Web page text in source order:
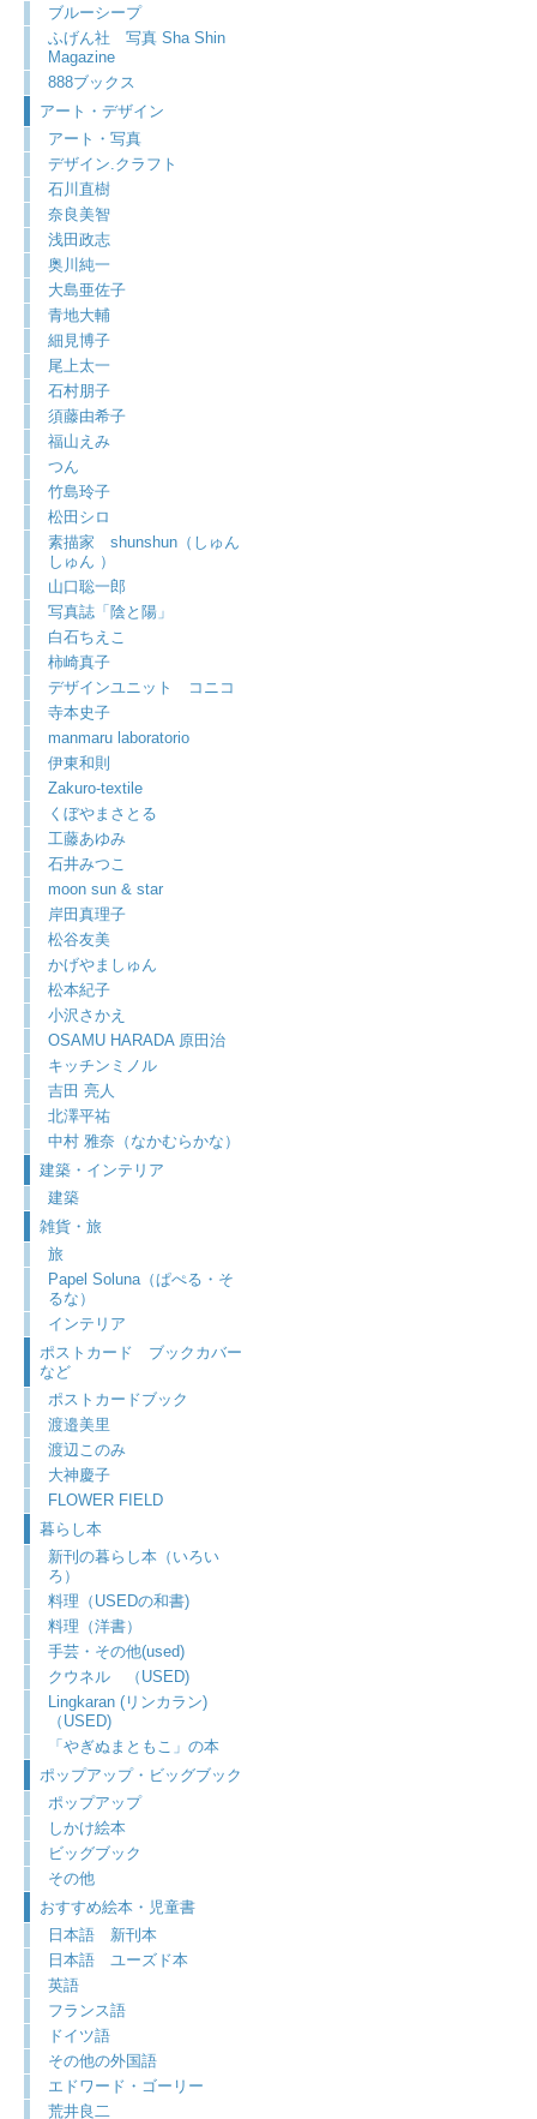
ブルーシープ
ふげん社 写真 Sha Shin
Magazine
888ブックス
アート・デザイン
アート・写真
デザイン.クラフト
石川直樹
奈良美智
浅田政志
奥川純一
大島亜佐子
青地大輔
細見博子
尾上太一
石村朋子
須藤由希子
福山えみ
つん
竹島玲子
松田シロ
素描家 shunshun（しゅん
しゅん ）
山口聡一郎
写真誌「陰と陽」
白石ちえこ
柿崎真子
デザインユニット コニコ
寺本史子
manmaru laboratorio
伊東和則
Zakuro-textile
くぼやまさとる
工藤あゆみ
石井みつこ
moon sun & star
岸田真理子
松谷友美
かげやましゅん
松本紀子
小沢さかえ
OSAMU HARADA 原田治
キッチンミノル
吉田 亮人
北澤平祐
中村 雅奈（なかむらかな）
建築・インテリア
建築
雑貨・旅
旅
Papel Soluna（ぱぺる・そ
るな）
インテリア
ポストカード ブックカバー
など
ポストカードブック
渡邉美里
渡辺このみ
大神慶子
FLOWER FIELD
暮らし本
新刊の暮らし本（いろい
ろ）
料理（USEDの和書)
料理（洋書）
手芸・その他(used)
クウネル （USED)
Lingkaran (リンカラン)
（USED)
「やぎぬまともこ」の本
ポップアップ・ビッグブック
ポップアップ
しかけ絵本
ビッグブック
その他
おすすめ絵本・児童書
日本語 新刊本
日本語 ユーズド本
英語
フランス語
ドイツ語
その他の外国語
エドワード・ゴーリー
荒井良二